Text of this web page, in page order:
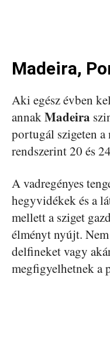
Madeira,
Aki egész évben
annakMadeira
portugál szigeten
rendszerint 20 és
A vadregényes
hegyvidékek és a
mellett a sziget
élményt nyújt.
delfineket vagy
megfigyelhetnek a